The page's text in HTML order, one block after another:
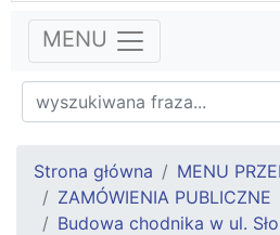
MENU
Strona główna
MENU
ZAMÓWIENIA PUBLICZNE
Budowa chodnika w ul.